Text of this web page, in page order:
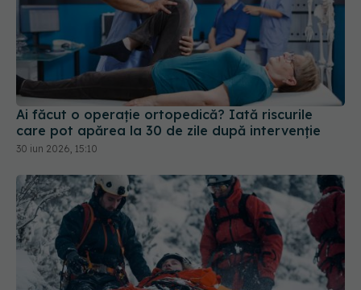
Ai făcut o operație ortopedică? Iată riscurile
care pot apărea la 30 de zile după intervenție
30 iun 2026, 15:10